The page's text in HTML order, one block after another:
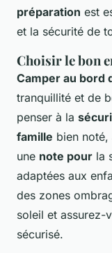
préparation est
et la sécurité de
Choisir le bon
Camper au bord
tranquillité et de
penser à la
famille bien
une note pour la
adaptées aux
des zones
soleil et assurez-
sécurisé.